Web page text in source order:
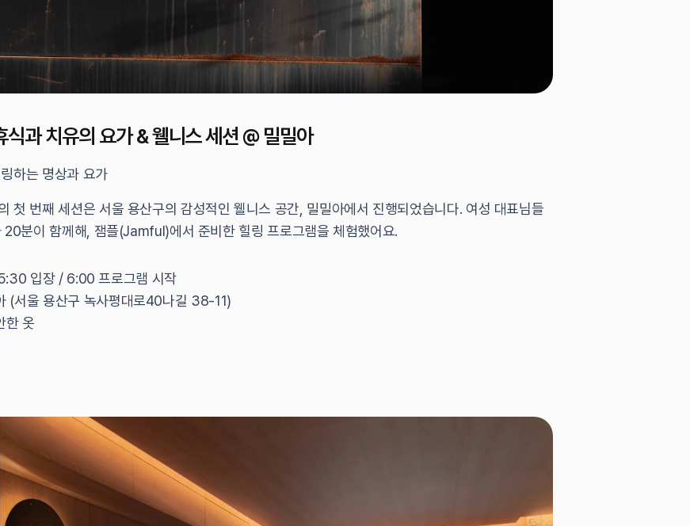
식과 치유의 요가 & 웰니스 세션 @ 밀밀아
하는 명상과 요가
첫 번째 세션은 서울 용산구의 감성적인 웰니스 공간, 밀밀아에서 진행되었습니다. 여성 대표님들
20분이 함께해, 잼플(Jamful)에서 준비한 힐링 프로그램을 체험했어요.
입장 / 6:00 프로그램 시작
(서울 용산구 녹사평대로40나길 38-11)
한 옷